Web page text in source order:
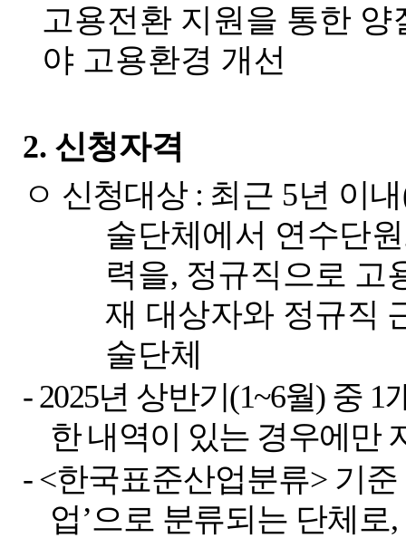
고용전환 지원을 통한
야 고용환경 개선
2. 신청자격
ㅇ 신청대상 : 최근 5년 이내
술단체에서 연수단
력을, 정규직으로 고
재 대상자와 정규직
술단체
- 2025년 상반기(1~6월) 중 1
한 내역이 있는 경우에만
- <한국표준산업분류> 기준
업’으로 분류되는 단체로,